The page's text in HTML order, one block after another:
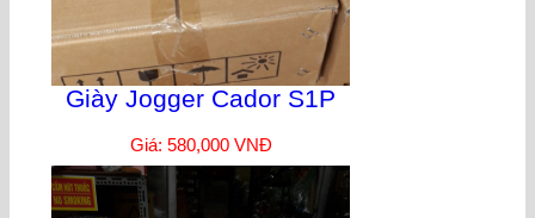
Giày Jogger Cador S1P
Giá: 580,000 VNĐ